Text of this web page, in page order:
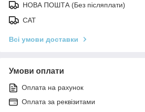
НОВА ПОШТА (Без післяплати)
САТ
Всі умови доставки
Умови оплати
Оплата на рахунок
Оплата за реквізитами